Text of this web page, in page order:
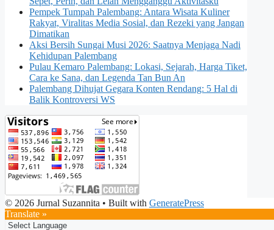
Pempek Tumpah Palembang: Antara Wisata Kuliner
Rakyat, Viralitas Media Sosial, dan Rezeki yang Jangan
Dimatikan
Aksi Bersih Sungai Musi 2026: Saatnya Menjaga Nadi
Kehidupan Palembang
Pulau Kemaro Palembang: Lokasi, Sejarah, Harga Tiket,
Cara ke Sana, dan Legenda Tan Bun An
Palembang Dihujat Gegara Konten Rendang: 5 Hal di
Balik Kontroversi WS
© 2026 Jurnal Suzannita • Built with GeneratePress
Translate »